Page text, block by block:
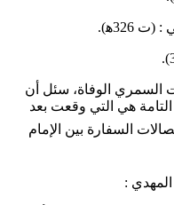
الوفاة، سئل أن
هي التي وقعت بعد
السفارة بين الإمام
: